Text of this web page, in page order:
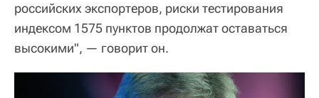
российских экспортеров, риски тестирования
индексом 1575 пунктов продолжат оставаться
высокими", — говорит он.